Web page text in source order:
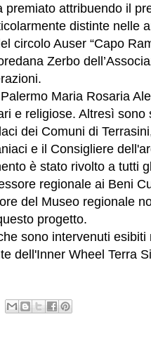
attribuendo il
distinte nelle
circolo Auser “Capo
Zerbo
Maria Rosaria
e religiose. Altresì sono
dei Comuni di
e il Consigliere
è stato rivolto a tutti
regionale ai Beni
del Museo regionale
progetto.
sono intervenuti esibiti
dell'Inner Wheel Terra